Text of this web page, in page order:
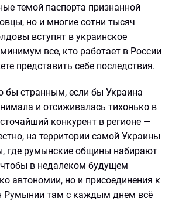
темой паспорта признанной
но и многие сотни тысяч
вступят в украинское
все, кто работает в России
представить себе последствия.
бы странным, если бы Украина
и отсиживалась тихонько в
конкурент в регионе —
на территории самой Украины
где румынские общины набирают
в недалеком будущем
автономии, но и присоединения к
Румынии там с каждым днем всё